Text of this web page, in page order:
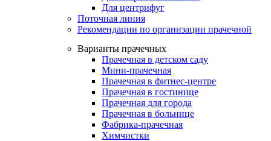
Для центрифуг
Поточная линия
Рекомендации по организации прачечной
Варианты прачечных
Прачечная в детском саду
Мини-прачечная
Прачечная в фитнес-центре
Прачечная в гостинице
Прачечная для города
Прачечная в больнице
Фабрика-прачечная
Химчистки